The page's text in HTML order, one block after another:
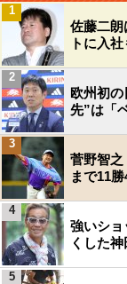
佐藤二朗
トに入
1
欧州初
先”は「
2
菅野智
まで11
3
強いシ
くした
4
5